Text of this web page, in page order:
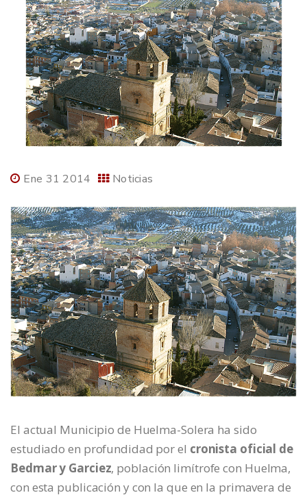
Ene 31 2014 Noticias
El actual Municipio de Huelma-Solera ha sido
estudiado en profundidad por el cronista oficial de
Bedmar y Garciez, población limítrofe con Huelma,
con esta publicación y con la que en la primavera de